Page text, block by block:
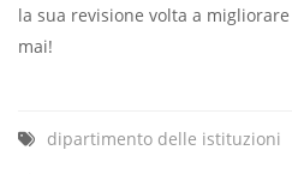
la sua revisione volta a
mai!
dipartimento delle istituzioni